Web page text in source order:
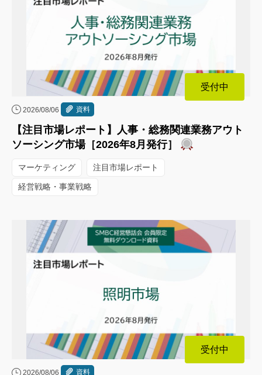
受付中
2026/08/06 資料
【注目市場レポート】人事・総務関連業務アウト
ソーシング市場［2026年8月発行］
マーケティング 注目市場レポート
経営戦略・事業戦略
受付中
2026/08/06 資料